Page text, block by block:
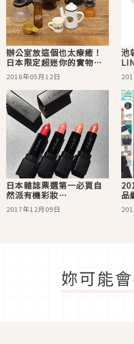
辦公室放這個也太療癒！
日本限定超迷你的實物縮
小扭蛋
2016年05月12日
池
蛋
日本雜誌票選第一必買自
然派有機彩妝
「Celvoke」你一定要知
道！
2017年12月09日
品
與
妳可能